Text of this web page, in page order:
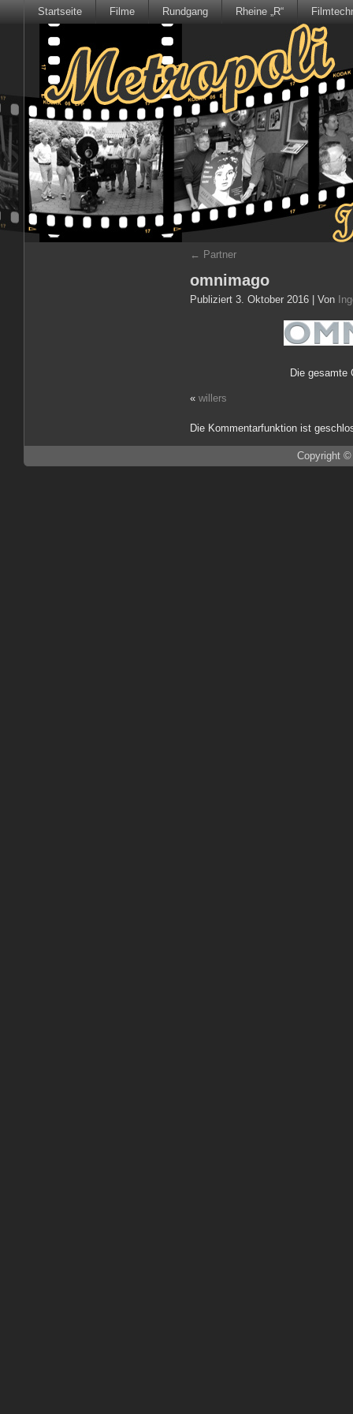
Startseite Filme Rundgang Rheine „R“
← Partner
omnimago
Publiziert 3. Oktober 2016 Von
Die gesamte
« willers
Die Kommentarfunktion ist
Copyright ©